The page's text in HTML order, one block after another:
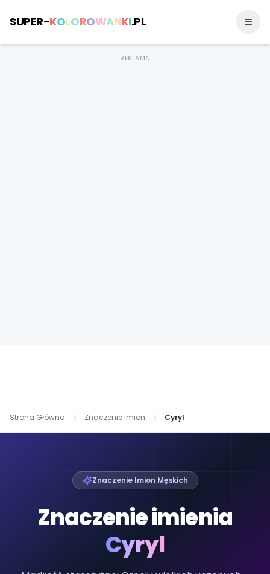
SUPER-KOLOROWANKI.PL
REKLAMA
Strona Główna Znaczenie imion Cyryl
Znaczenie Imion Męskich
Znaczenie imienia
Cyryl